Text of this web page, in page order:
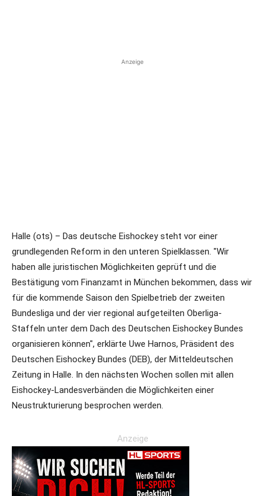
Anzeige
Halle (ots) – Das deutsche Eishockey steht vor einer
grundlegenden Reform in den unteren Spielklassen. "Wir
haben alle juristischen Möglichkeiten geprüft und die
Bestätigung vom Finanzamt in München bekommen, dass wir
für die kommende Saison den Spielbetrieb der zweiten
Bundesliga und der vier regional aufgeteilten Oberliga-
Staffeln unter dem Dach des Deutschen Eishockey Bundes
organisieren können", erklärte Uwe Harnos, Präsident des
Deutschen Eishockey Bundes (DEB), der Mitteldeutschen
Zeitung in Halle. In den nächsten Wochen sollen mit allen
Eishockey-Landesverbänden die Möglichkeiten einer
Neustrukturierung besprochen werden.
Anzeige